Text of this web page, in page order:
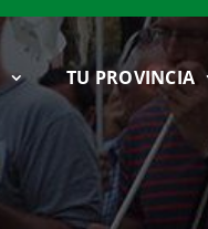
TU PROVINCIA